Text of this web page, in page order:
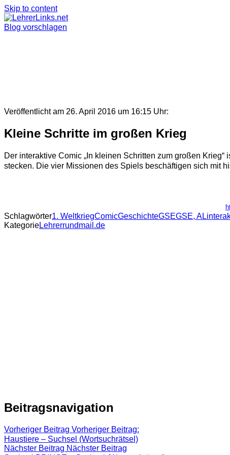
Skip to content
Blog vorschlagen
Veröffentlicht am 26. April 2016 um 16:15 Uhr:
Kleine Schritte im großen Krieg
Der interaktive Comic „In kleinen Schritten zum großen
stecken. Die vier Missionen des Spiels beschäftigen sich mit
Schlagwörter1. WeltkriegComicGeschichteGSEGSE, AL
KategorieLehrerrundmail.de
Beitragsnavigation
Vorheriger Beitrag Vorheriger Beitrag:
Haustiere – Suchsel (Wortsuchrätsel)
Nächster Beitrag Nächster Beitrag